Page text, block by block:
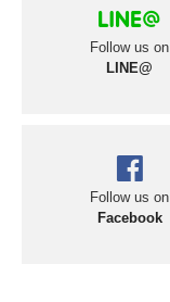
Follow us on
LINE@
Follow us on
Facebook